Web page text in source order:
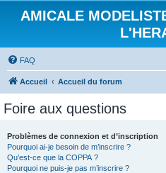
AMICALE
FAQ
Accueil Accueil du forum
Foire aux questions
Problèmes de connexion et d’inscription
Pourquoi ai-je besoin de m’inscrire ?
Qu’est-ce que la COPPA ?
Pourquoi ne puis-je pas m’inscrire ?